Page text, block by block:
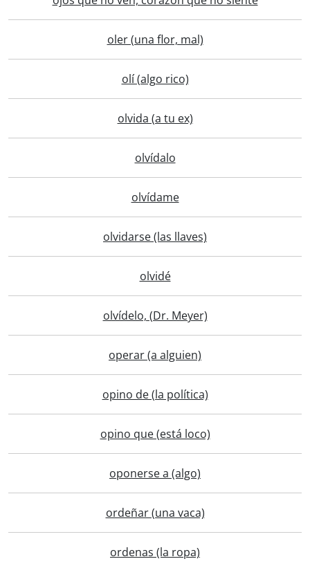
oler (una flor, mal)
olí (algo rico)
olvida (a tu ex)
olvídalo
olvídame
olvidarse (las llaves)
olvidé
olvídelo, (Dr. Meyer)
operar (a alguien)
opino de (la política)
opino que (está loco)
oponerse a (algo)
ordeñar (una vaca)
ordenas (la ropa)